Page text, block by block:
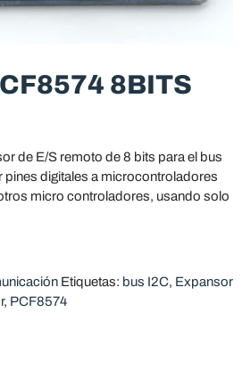
8BITS
de E/S remoto de 8 bits para el bus
pines digitales a microcontroladores
micro controladores, usando solo
Etiquetas: bus I2C, Expansor
, PCF8574